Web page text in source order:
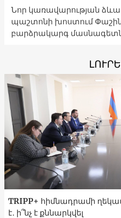
Նոր կառավարության
պաշտոնի խոստում
բարձրակարգ
TRIPP+ հիմնադրամի
է․ ի՞նչ է քննարկվել